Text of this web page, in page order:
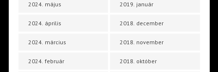
2024. május
2024. április
2024. március
2024. február
2019. január
2018. december
2018. november
2018. október